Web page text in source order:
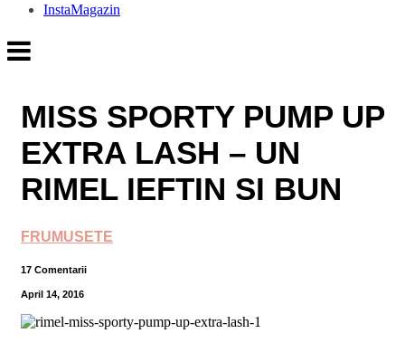
InstaMagazin
MISS SPORTY PUMP UP
EXTRA LASH – UN
RIMEL IEFTIN SI BUN
FRUMUSETE
17 Comentarii
April 14, 2016